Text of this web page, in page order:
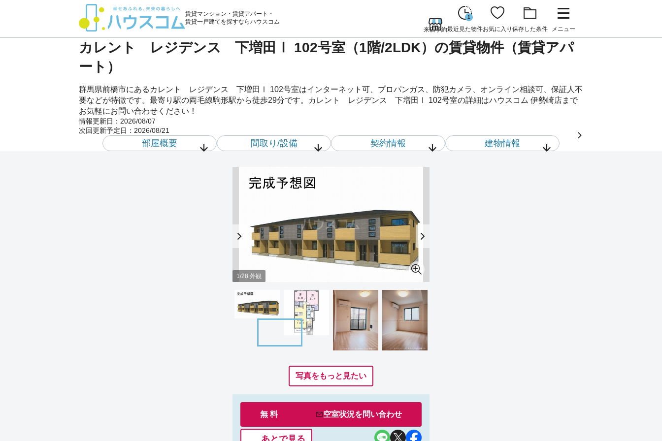
賃貸マンション・賃貸アパート・
賃貸一戸建てを探すならハウスコム
来店予約
1
最近見た物件お気に入り 保存した条件 メニュー
カレント レジデンス 下増田Ⅰ 102号室（1階/2LDK）の賃貸物件（賃貸アパ
ート）
群馬県前橋市にあるカレント レジデンス 下増田Ⅰ 102号室はインターネット可、プロパンガス、防犯カメラ、オンライン相談可、保証人不
要などが特徴です。最寄り駅の両毛線駒形駅から徒歩29分です。カレント レジデンス 下増田Ⅰ 102号室の詳細はハウスコム 伊勢崎店まで
お気軽にお問い合わせください！
情報更新日： 2026/08/07
次回更新予定日： 2026/08/21
部屋概要 間取り/設備 契約情報 建物情報
1/28 外観
写真をもっと見たい
無 料 空室状況を問い合わせ
あとで見る